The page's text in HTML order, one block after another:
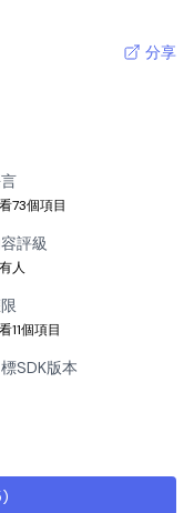
分享
73個項目
評級
人
11個項目
SDK版本
)